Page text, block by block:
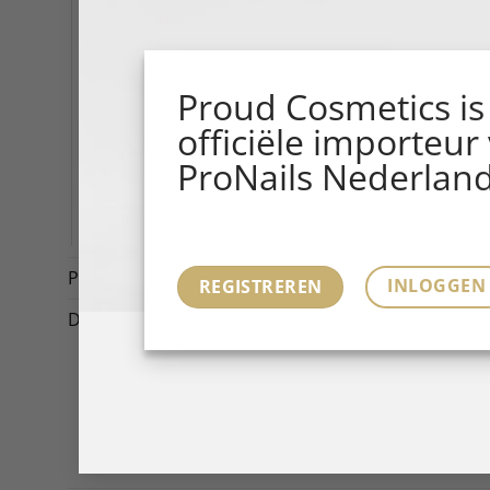
Proud Cosmetics
officiële importeur
ProNails
REGISTREREN INLOGGEN
Salon Marketing Tools
Booklets, Leaflets & Magazines
Promotions (4)
Diversen